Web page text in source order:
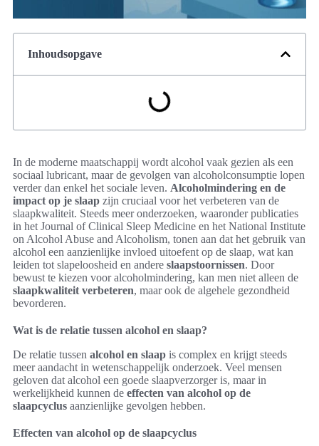
Inhoudsopgave
In de moderne maatschappij wordt alcohol vaak gezien als een
sociaal lubricant, maar de gevolgen van alcoholconsumptie lopen
verder dan enkel het sociale leven. Alcoholmindering en de
impact op je slaap zijn cruciaal voor het verbeteren van de
slaapkwaliteit. Steeds meer onderzoeken, waaronder publicaties
in het Journal of Clinical Sleep Medicine en het National Institute
on Alcohol Abuse and Alcoholism, tonen aan dat het gebruik van
alcohol een aanzienlijke invloed uitoefent op de slaap, wat kan
leiden tot slapeloosheid en andere slaapstoornissen. Door
bewust te kiezen voor alcoholmindering, kan men niet alleen de
slaapkwaliteit verbeteren, maar ook de algehele gezondheid
bevorderen.
Wat is de relatie tussen alcohol en slaap?
De relatie tussen alcohol en slaap is complex en krijgt steeds
meer aandacht in wetenschappelijk onderzoek. Veel mensen
geloven dat alcohol een goede slaapverzorger is, maar in
werkelijkheid kunnen de effecten van alcohol op de
slaapcyclus aanzienlijke gevolgen hebben.
Effecten van alcohol op de slaapcyclus